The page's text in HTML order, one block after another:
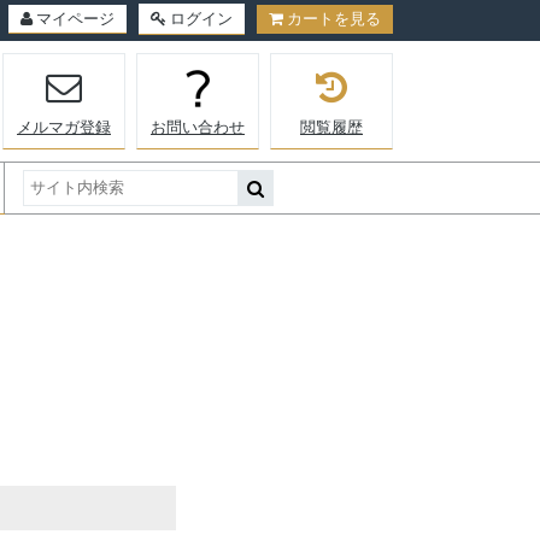
マイページ ログイン カートを見る
メルマガ登録 お問い合わせ 閲覧履歴